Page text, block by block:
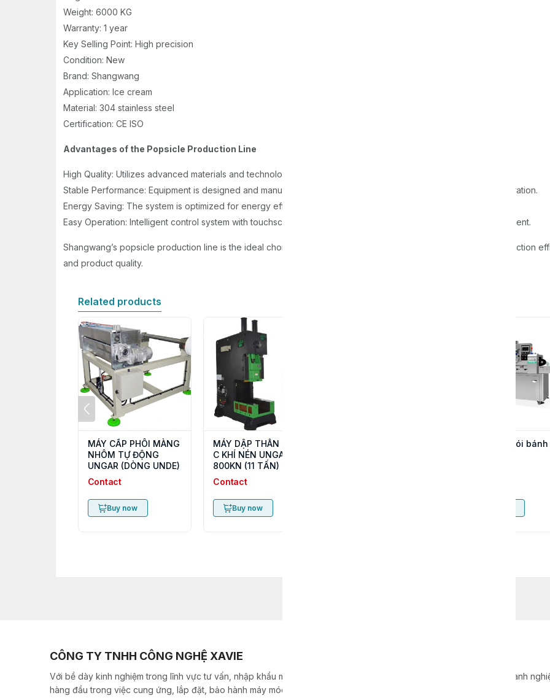
Weight: 6000 KG
Warranty: 1 year
Key Selling Point: High precision
Condition: New
Brand: Shangwang
Application: Ice cream
Material: 304 stainless steel
Certification: CE ISO
Advantages of the Popsicle Production Line
High Quality: Utilizes advanced materials and technology to ensure the best ice cream quality.
Stable Performance: Equipment is designed and manufactured with high precision for reliable and efficient operation.
Energy Saving: The system is optimized for energy efficiency, reducing operating costs.
Easy Operation: Intelligent control system with touchscreen interface for easy monitoring and parameter adjustment.
Shangwang’s popsicle production line is the ideal choice for ice cream manufacturers looking to improve production
and product quality.
Related products
MÁY CẤP PHÔI MÀNG
NHÔM TỰ ĐỘNG
UNGAR (DÒNG UNDE)
Contact
Buy now
MÁY DẬP THÂN CHỮ
C KHÍ NÉN UNGAR
800KN (11 TẤN)
Contact
Buy now
Máy đóng gói bánh
CÔNG TY TNHH CÔNG NGHỆ XAVIE
Với bề dày kinh nghiệm trong lĩnh vực tư vấn, nhập khẩu máy móc, dây chuyền, thiết bị sản xuất cho hàng nghìn doanh
hàng đầu trong việc cung ứng, lắp đặt, bảo hành máy móc hàng đầu tại Việt Nam.